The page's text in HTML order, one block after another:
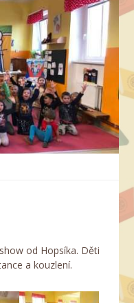
od Hopsíka. Děti
a kouzlení.